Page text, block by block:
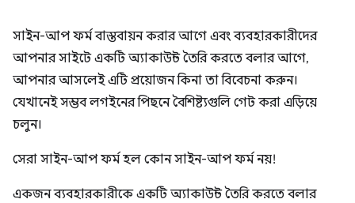
সাইন-আপ ফর্ম বাস্তবায়ন করার আগে এবং ব্যবহারকারীদের
আপনার সাইটে একটি অ্যাকাউন্ট তৈরি করতে বলার আগে,
আপনার আসলেই এটি প্রয়োজন কিনা তা বিবেচনা করুন।
যেখানেই সম্ভব লগইনের পিছনে বৈশিষ্ট্যগুলি গেট করা এড়িয়ে
চলুন।
সেরা সাইন-আপ ফর্ম হল কোন সাইন-আপ ফর্ম নয়!
একজন ব্যবহারকারীকে একটি অ্যাকাউন্ট তৈরি করতে বলার